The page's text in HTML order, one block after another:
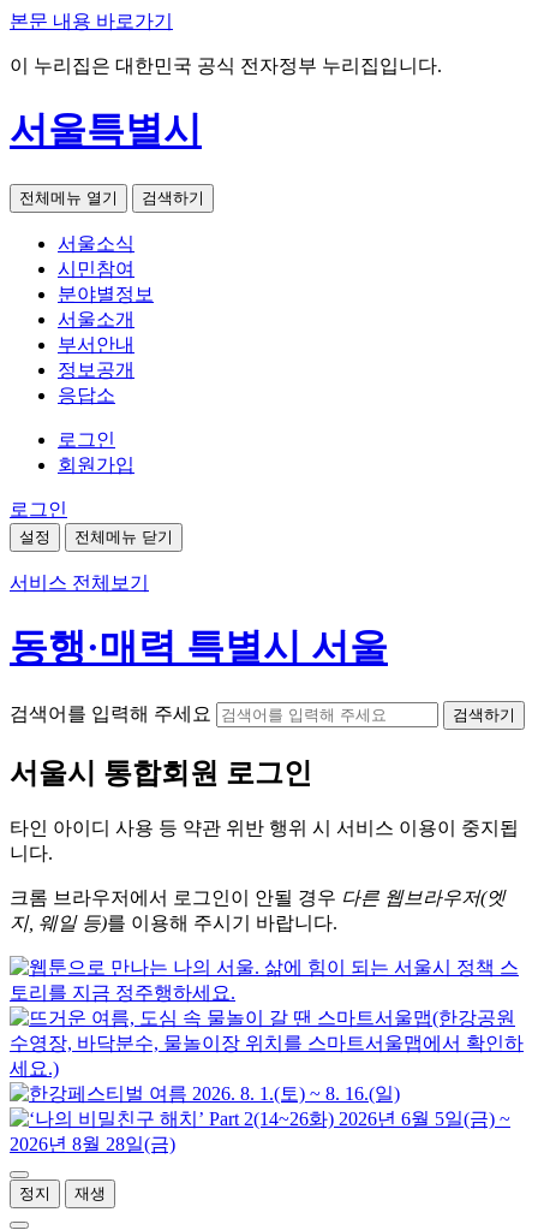
본문 내용 바로가기
이 누리집은 대한민국 공식 전자정부 누리집입니다.
서울특별시
전체메뉴 열기 검색하기
서울소식
시민참여
분야별정보
서울소개
부서안내
정보공개
응답소
로그인
회원가입
로그인
설정 전체메뉴 닫기
서비스 전체보기
동행·매력 특별시 서울
검색어를 입력해 주세요 검색하기
서울시 통합회원 로그인
타인 아이디 사용 등 약관 위반 행위 시 서비스 이용이 중지됩
니다.
크롬 브라우저에서 로그인이 안될 경우 다른 웹브라우저(엣
지, 웨일 등)를 이용해 주시기 바랍니다.
정지 재생